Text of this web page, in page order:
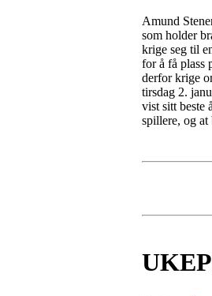
Amund
som holder
krige seg til
for å få plass
derfor krige
tirsdag 2.
vist sitt beste
spillere, og at